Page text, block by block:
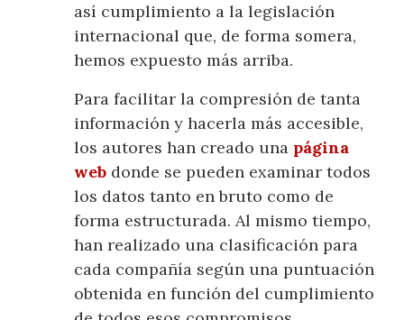
así cumplimiento a la legislación
internacional que, de forma somera,
hemos expuesto más arriba.
Para facilitar la compresión de tanta
información y hacerla más accesible,
los autores han creado una página
web donde se pueden examinar todos
los datos tanto en bruto como de
forma estructurada. Al mismo tiempo,
han realizado una clasificación para
cada compañía según una puntuación
obtenida en función del cumplimiento